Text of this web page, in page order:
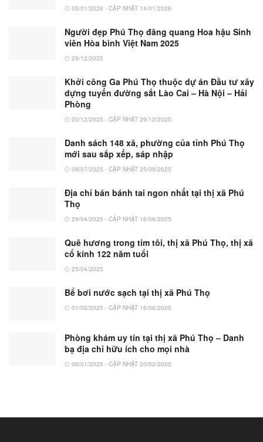
05/01/2026 - CẬP NHẬT 14/01/2026
Người đẹp Phú Thọ đăng quang Hoa hậu Sinh
viên Hòa bình Việt Nam 2025
29/12/2025
Khởi công Ga Phú Thọ thuộc dự án Đầu tư xây
dựng tuyến đường sắt Lào Cai – Hà Nội – Hải
Phòng
20/12/2025 - CẬP NHẬT 29/12/2025
Danh sách 148 xã, phường của tỉnh Phú Thọ
mới sau sắp xếp, sáp nhập
08/07/2025 - CẬP NHẬT 25/09/2025
Địa chỉ bán bánh tai ngon nhất tại thị xã Phú
Thọ
29/04/2025 - CẬP NHẬT 16/06/2025
Quê hương trong tim tôi, thị xã Phú Thọ, thị xã
cổ kính 122 năm tuổi
25/04/2025
Bể bơi nước sạch tại thị xã Phú Thọ
01/02/2025 - CẬP NHẬT 16/06/2025
Phòng khám uy tín tại thị xã Phú Thọ – Danh
bạ địa chỉ hữu ích cho mọi nhà
06/01/2025 - CẬP NHẬT 20/02/2025